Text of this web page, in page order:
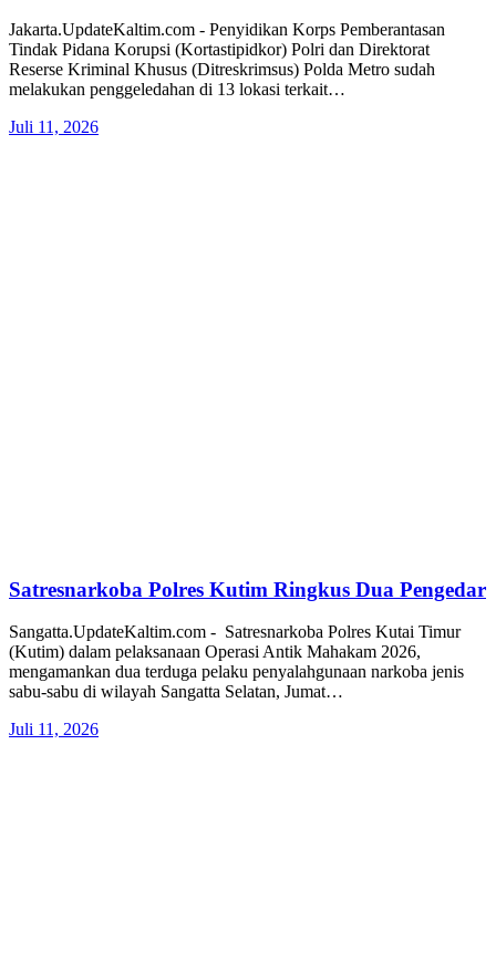
Jakarta.UpdateKaltim.com - Penyidikan Korps Pemberantasan
Tindak Pidana Korupsi (Kortastipidkor) Polri dan Direktorat
Reserse Kriminal Khusus (Ditreskrimsus) Polda Metro sudah
melakukan penggeledahan di 13 lokasi terkait…
Juli 11, 2026
Satresnarkoba Polres Kutim Ringkus Dua Pengedar
Sangatta.UpdateKaltim.com - Satresnarkoba Polres Kutai Timur
(Kutim) dalam pelaksanaan Operasi Antik Mahakam 2026,
mengamankan dua terduga pelaku penyalahgunaan narkoba jenis
sabu-sabu di wilayah Sangatta Selatan, Jumat…
Juli 11, 2026